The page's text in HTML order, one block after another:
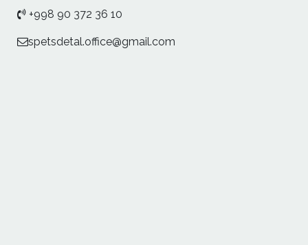
+998 90 372 36 10
spetsdetal.office@gmail.com